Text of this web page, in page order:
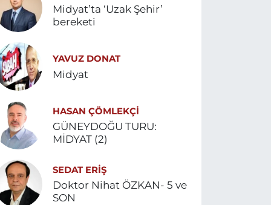
Midyat’ta ‘Uzak Şehir’
bereketi
YAVUZ DONAT
Midyat
HASAN ÇÖMLEKÇİ
GÜNEYDOĞU TURU:
MİDYAT (2)
SEDAT ERİŞ
Doktor Nihat ÖZKAN- 5 ve
SON